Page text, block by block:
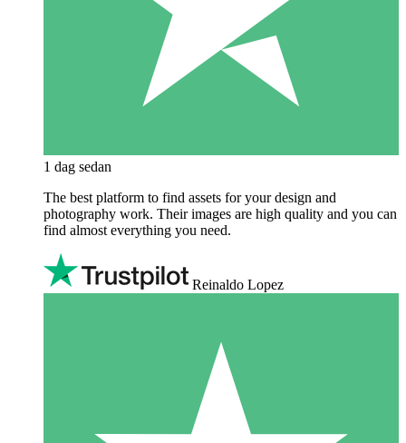
1 dag sedan
The best platform to find assets for your design and
photography work. Their images are high quality and you can
find almost everything you need.
Reinaldo Lopez